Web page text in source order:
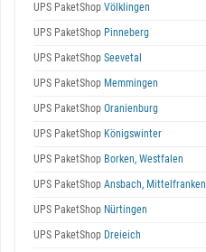
UPS PaketShop Völklingen
UPS PaketShop Pinneberg
UPS PaketShop Seevetal
UPS PaketShop Memmingen
UPS PaketShop Oranienburg
UPS PaketShop Königswinter
UPS PaketShop Borken, Westfalen
UPS PaketShop Ansbach, Mittelfranken
UPS PaketShop Nürtingen
UPS PaketShop Dreieich